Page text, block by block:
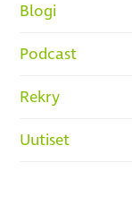
Blogi
Podcast
Rekry
Uutiset